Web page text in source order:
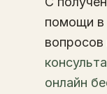
помощи в
онлайн